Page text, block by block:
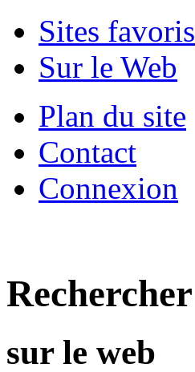
Sites favoris
Sur le Web
Plan du site
Contact
Connexion
Rechercher
sur le web